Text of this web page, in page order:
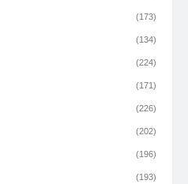
(173)
(134)
(224)
(171)
(226)
(202)
(196)
(193)